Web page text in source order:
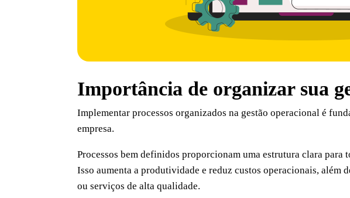
Importância de organizar sua
Implementar processos organizados na gestão operacional é
empresa.
Processos bem definidos proporcionam uma estrutura clara
Isso aumenta a produtividade e reduz custos operacionais, além
ou serviços de alta qualidade.